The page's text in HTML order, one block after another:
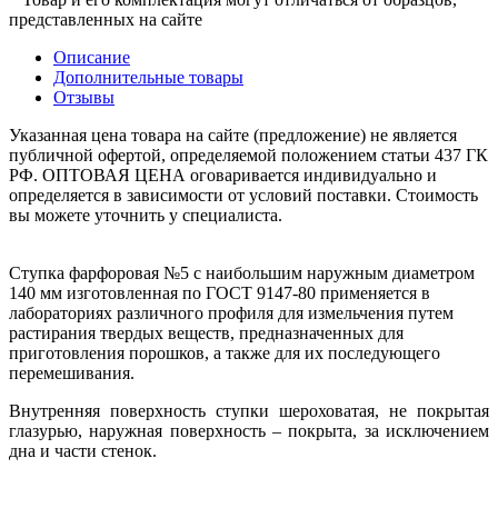
представленных на сайте
Описание
Дополнительные товары
Отзывы
Указанная цена товара на сайте (предложение) не является
публичной офертой, определяемой положением статьи 437 ГК
РФ. ОПТОВАЯ ЦЕНА оговаривается индивидуально и
определяется в зависимости от условий поставки. Стоимость
вы можете уточнить у специалиста.
Ступка фарфоровая №5 с наибольшим наружным диаметром
140 мм изготовленная по ГОСТ 9147-80 применяется в
лабораториях различного профиля для измельчения путем
растирания твердых веществ, предназначенных для
приготовления порошков, а также для их последующего
перемешивания.
Внутренняя поверхность ступки шероховатая, не покрытая
глазурью, наружная поверхность – покрыта, за исключением
дна и части стенок.